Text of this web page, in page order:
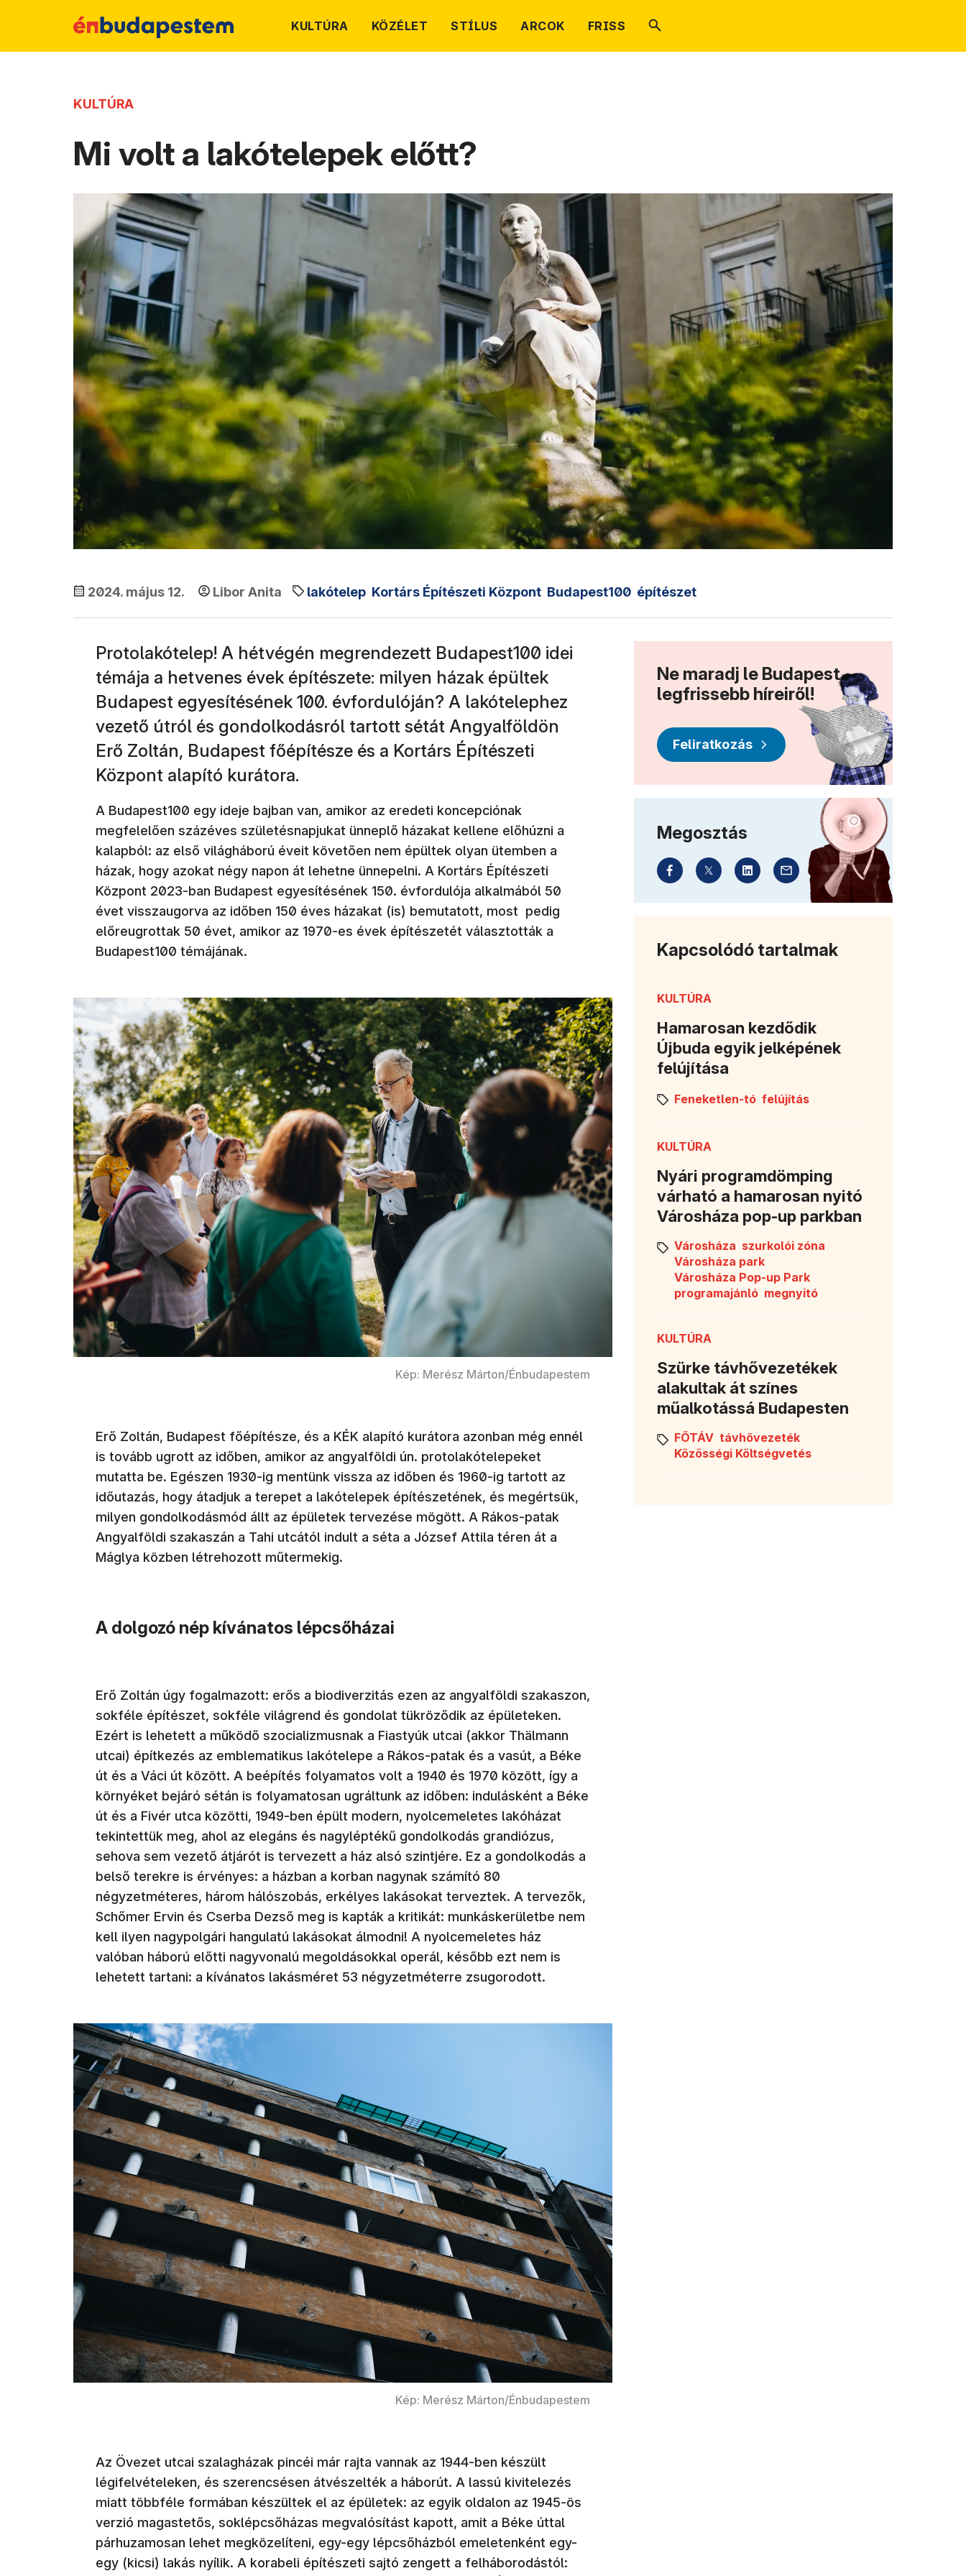
KULTÚRA KÖZÉLET STÍLUS ARCOK FRISS
KULTÚRA
Mi volt a lakótelepek előtt?
2024. május 12. Libor Anita lakótelep Kortárs Építészeti Központ Budapest100 építészet
Protolakótelep! A hétvégén megrendezett Budapest100 idei
témája a hetvenes évek építészete: milyen házak épültek
Budapest egyesítésének 100. évfordulóján? A lakótelephez
vezető útról és gondolkodásról tartott sétát Angyalföldön
Erő Zoltán, Budapest főépítésze és a Kortárs Építészeti
Központ alapító kurátora.
A Budapest100 egy ideje bajban van, amikor az eredeti koncepciónak
megfelelően százéves születésnapjukat ünneplő házakat kellene előhúzni a
kalapból: az első világháború éveit követően nem épültek olyan ütemben a
házak, hogy azokat négy napon át lehetne ünnepelni. A Kortárs Építészeti
Központ 2023-ban Budapest egyesítésének 150. évfordulója alkalmából 50
évet visszaugorva az időben 150 éves házakat (is) bemutatott, most pedig
előreugrottak 50 évet, amikor az 1970-es évek építészetét választották a
Budapest100 témájának.
Kép: Merész Márton/Énbudapestem
Erő Zoltán, Budapest főépítésze, és a KÉK alapító kurátora azonban még ennél
is tovább ugrott az időben, amikor az angyalföldi ún. protolakótelepeket
mutatta be. Egészen 1930-ig mentünk vissza az időben és 1960-ig tartott az
időutazás, hogy átadjuk a terepet a lakótelepek építészetének, és megértsük,
milyen gondolkodásmód állt az épületek tervezése mögött. A Rákos-patak
Angyalföldi szakaszán a Tahi utcától indult a séta a József Attila téren át a
Máglya közben létrehozott műtermekig.
A dolgozó nép kívánatos lépcsőházai
Erő Zoltán úgy fogalmazott: erős a biodiverzitás ezen az angyalföldi szakaszon,
sokféle építészet, sokféle világrend és gondolat tükröződik az épületeken.
Ezért is lehetett a működő szocializmusnak a Fiastyúk utcai (akkor Thälmann
utcai) építkezés az emblematikus lakótelepe a Rákos-patak és a vasút, a Béke
út és a Váci út között. A beépítés folyamatos volt a 1940 és 1970 között, így a
környéket bejáró sétán is folyamatosan ugráltunk az időben: indulásként a Béke
út és a Fivér utca közötti, 1949-ben épült modern, nyolcemeletes lakóházat
tekintettük meg, ahol az elegáns és nagyléptékű gondolkodás grandiózus,
sehova sem vezető átjárót is tervezett a ház alsó szintjére. Ez a gondolkodás a
belső terekre is érvényes: a házban a korban nagynak számító 80
négyzetméteres, három hálószobás, erkélyes lakásokat terveztek. A tervezők,
Schőmer Ervin és Cserba Dezső meg is kapták a kritikát: munkáskerületbe nem
kell ilyen nagypolgári hangulatú lakásokat álmodni! A nyolcemeletes ház
valóban háború előtti nagyvonalú megoldásokkal operál, később ezt nem is
lehetett tartani: a kívánatos lakásméret 53 négyzetméterre zsugorodott.
Kép: Merész Márton/Énbudapestem
Az Övezet utcai szalagházak pincéi már rajta vannak az 1944-ben készült
légifelvételeken, és szerencsésen átvészelték a háborút. A lassú kivitelezés
miatt többféle formában készültek el az épületek: az egyik oldalon az 1945-ös
verzió magastetős, soklépcsőházas megvalósítást kapott, amit a Béke úttal
párhuzamosan lehet megközelíteni, egy-egy lépcsőházból emeletenként egy-
egy (kicsi) lakás nyílik. A korabeli építészeti sajtó zengett a felháborodástól:
Ne maradj le Budapest
legfrissebb híreiről!
Feliratkozás
Megosztás
Kapcsolódó tartalmak
KULTÚRA
Hamarosan kezdődik
Újbuda egyik jelképének
felújítása
Feneketlen-tó felújítás
KULTÚRA
Nyári programdömping
várható a hamarosan nyitó
Városháza pop-up parkban
Városháza szurkolói zóna
Városháza park
Városháza Pop-up Park
programajánló megnyitó
KULTÚRA
Szürke távhővezetékek
alakultak át színes
műalkotássá Budapesten
FŐTÁV távhővezeték
Közösségi Költségvetés